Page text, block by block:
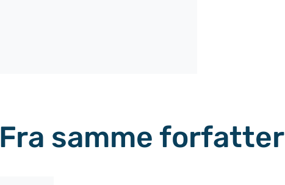
Fra samme forfatter